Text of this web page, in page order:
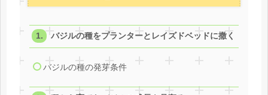
バジルの種をプランターとレイズドベッドに撒く
バジルの種の発芽条件